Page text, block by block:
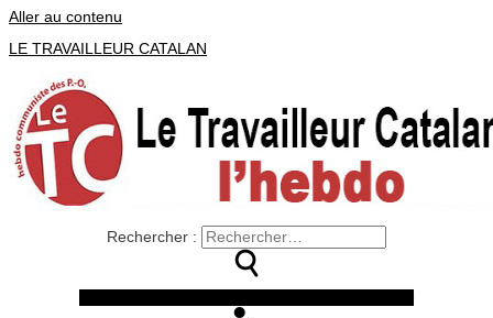
Aller au contenu
LE TRAVAILLEUR CATALAN
Rechercher :